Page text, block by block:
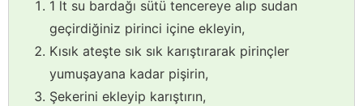
1 lt su bardağı sütü tencereye alıp sudan
geçirdiğiniz pirinci içine ekleyin,
Kısık ateşte sık sık karıştırarak pirinçler
yumuşayana kadar pişirin,
Şekerini ekleyip karıştırın,